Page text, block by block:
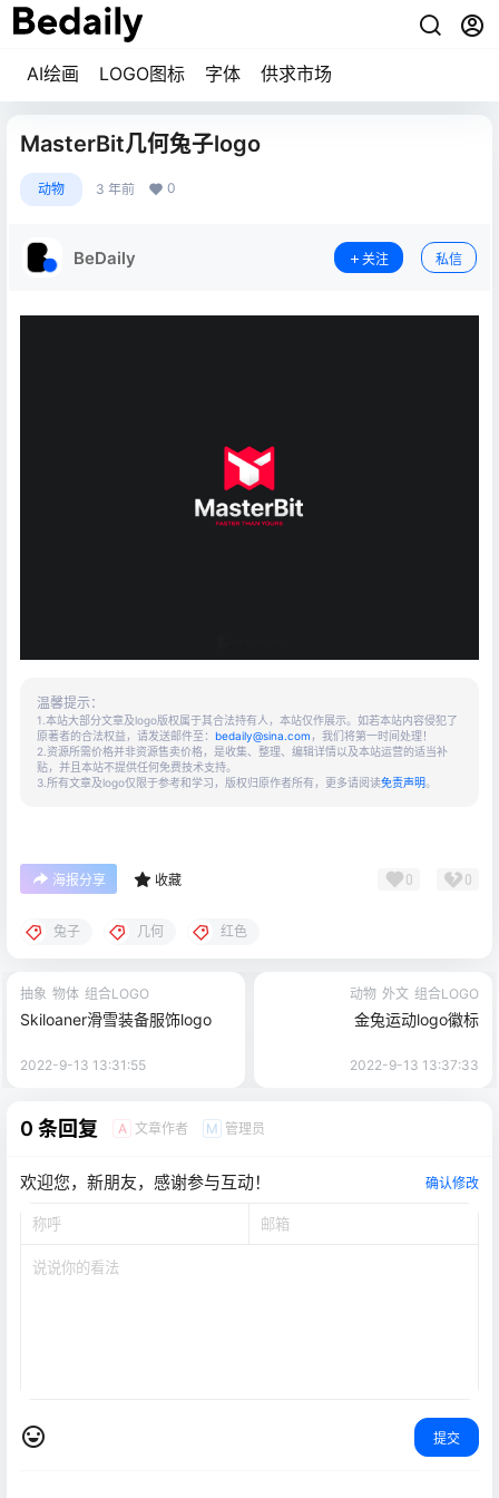
AI绘画 LOGO图标 字体 供求市场
MasterBit几何兔子logo
动物 3 年前 0
BeDaily 关注 私信
温馨提示：
1.本站大部分文章及logo版权属于其合法持有人，本站仅作展示。如若本站内容侵犯了
原著者的合法权益，请发送邮件至： bedaily@sina.com ，我们将第一时间处理！
2.资源所需价格并非资源售卖价格，是收集、整理、编辑详情以及本站运营的适当补
贴，并且本站不提供任何免费技术支持。
3.所有文章及logo仅限于参考和学习，版权归原作者所有，更多请阅读免责声明。
海报分享 收藏 0 0
兔子 几何 红色
抽象 物体 组合LOGO
Skiloaner滑雪装备服饰logo
2022-9-13 13:31:55
动物 外文 组合LOGO
金兔运动logo徽标
2022-9-13 13:37:33
0 条回复 A 文章作者 M 管理员
欢迎您，新朋友，感谢参与互动！ 确认修改
提交